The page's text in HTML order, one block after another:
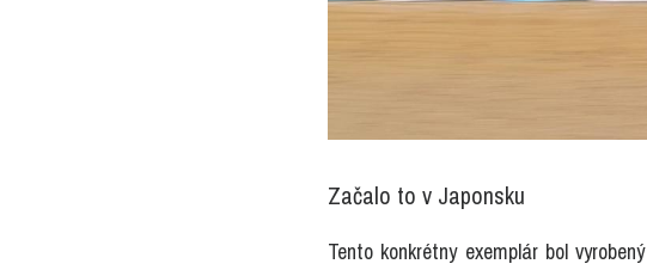
Začalo to v Japonsku
Tento konkrétny exemplár bol